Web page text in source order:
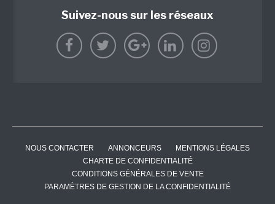
Suivez-nous sur les réseaux
NOUS CONTACTER ANNONCEURS
MENTIONS LÉGALES
CHARTE DE CONFIDENTIALITÉ
CONDITIONS GÉNÉRALES DE VENTE
PARAMÈTRES DE GESTION DE LA CONFIDENTIALITÉ